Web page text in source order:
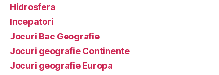
Hidrosfera
Incepatori
Jocuri Bac Geografie
Jocuri geografie Continente
Jocuri geografie Europa